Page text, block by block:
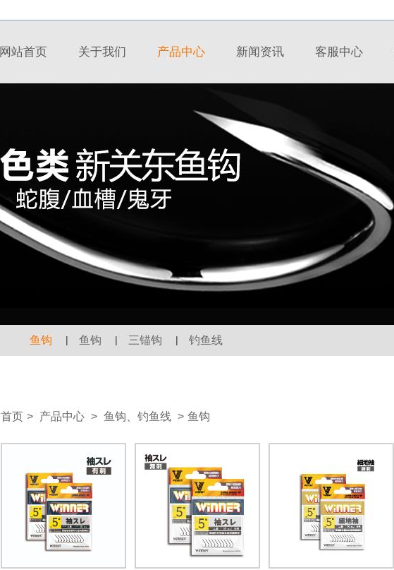
网站首页 关于我们 产品中心 新闻资讯 客服中心
鱼钩 | 鱼钩 | 三锚钩 | 钓鱼线
首页 > 产品中心 > 鱼钩、钓鱼线 > 鱼钩